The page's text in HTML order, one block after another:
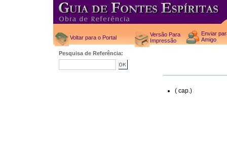
Voltar para o Portal
Versão Para
Impressão
Enviar
Amigo
Pesquisa de Referência:
( cap.)